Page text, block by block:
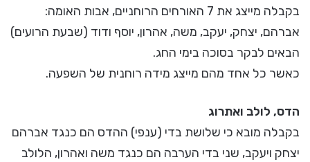
בקבלה מייצג את 7 האורחים הרוחניים, אבות האומה:
אברהם, יצחק, יעקב, משה, אהרון, יוסף ודוד (שבעת הרועים)
הבאים לבקר בסוכה בימי החג.
כאשר כל אחד מהם מייצג מידה רוחנית של השפעה.
הדס, לולב ואתרוג
בקבלה מובא כי שלושת בדי (ענפי) ההדס הם כנגד אברהם
יצחק ויעקב, שני בדי הערבה הם כנגד משה ואהרון, הלולב